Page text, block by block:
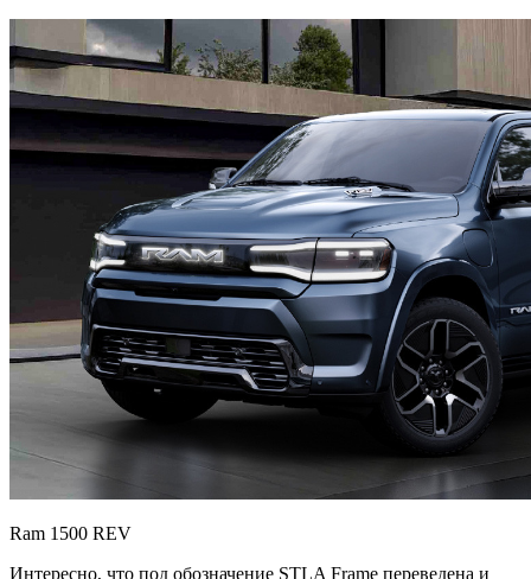
Ram 1500 REV
Интересно, что под обозначение STLA Frame переведена и